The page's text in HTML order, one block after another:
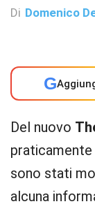
Di Domenico
G
Del nuovo
praticamente
sono stati
alcuna